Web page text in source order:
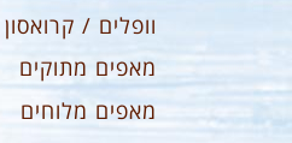
וופלים / קרואסון
מאפים מתוקים
מאפים מלוחים